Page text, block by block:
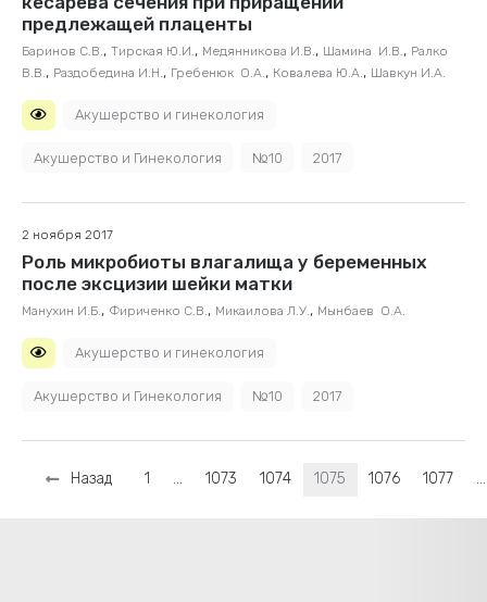
предлежащей плаценты
Баринов С.В. , Тирская Ю.И. , Медянникова И.В. , Шамина И.В. , Ралко
В.В. , Раздобедина И.Н. , Гребенюк О.А. , Ковалева Ю.А. , Шавкун И.А.
Акушерство и гинекология
Акушерство и Гинекология №10 2017
2 ноября 2017
Роль микробиоты влагалища у беременных
после эксцизии шейки матки
Манухин И.Б., Фириченко С.В., Микаилова Л.У., Мынбаев О.А.
Акушерство и гинекология
Акушерство и Гинекология №10 2017
Назад 1 … 1073 1074 1075 1076 1077 …